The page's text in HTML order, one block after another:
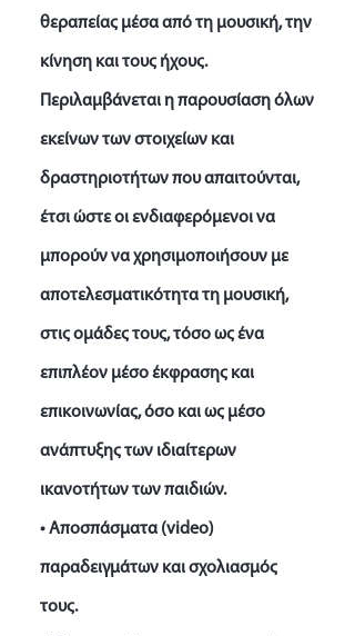
θεραπείας μέσα από τη μουσική, την
κίνηση και τους ήχους.
Περιλαμβάνεται η παρουσίαση όλων
εκείνων των στοιχείων και
δραστηριοτήτων που απαιτούνται,
έτσι ώστε οι ενδιαφερόμενοι να
μπορούν να χρησιμοποιήσουν με
αποτελεσματικότητα τη μουσική,
στις ομάδες τους, τόσο ως ένα
επιπλέον μέσο έκφρασης και
επικοινωνίας, όσο και ως μέσο
ανάπτυξης των ιδιαίτερων
ικανοτήτων των παιδιών.
• Αποσπάσματα (video)
παραδειγμάτων και σχολιασμός
τους.